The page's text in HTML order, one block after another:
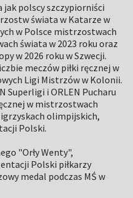
jak polscy szczypiorniści
świata w Katarze w
w Polsce mistrzostwach
świata w 2023 roku oraz
w 2026 roku w Szwecji.
meczów piłki ręcznej w
Ligi Mistrzów w Kolonii.
Superligi i ORLEN Pucharu
w mistrzostwach
olimpijskich,
Polski.
"Orły Wenty",
Polski piłkarzy
medal podczas MŚ w